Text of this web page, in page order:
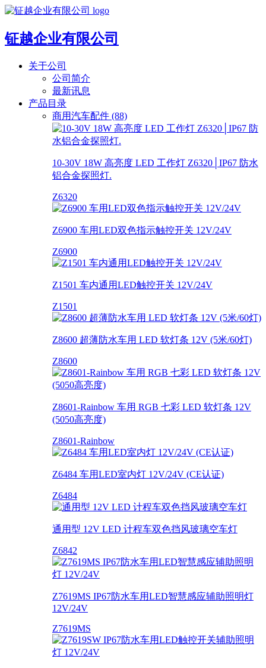
钲越企业有限公司
关于公司
公司简介
最新讯息
产品目录
商用汽车配件 (88)
10-30V 18W 高亮度 LED 工作灯 Z6320│IP67 防水
铝合金探照灯.
Z6320
Z6900 车用LED双色指示触控开关 12V/24V
Z6900
Z1501 车内通用LED触控开关 12V/24V
Z1501
Z8600 超薄防水车用 LED 软灯条 12V (5米/60灯)
Z8600
Z8601-Rainbow 车用 RGB 七彩 LED 软灯条 12V
(5050高亮度)
Z8601-Rainbow
Z6484 车用LED室内灯 12V/24V (CE认证)
Z6484
通用型 12V LED 计程车双色挡风玻璃空车灯
Z6842
Z7619MS IP67防水车用LED智慧感应辅助照明灯
12V/24V
Z7619MS